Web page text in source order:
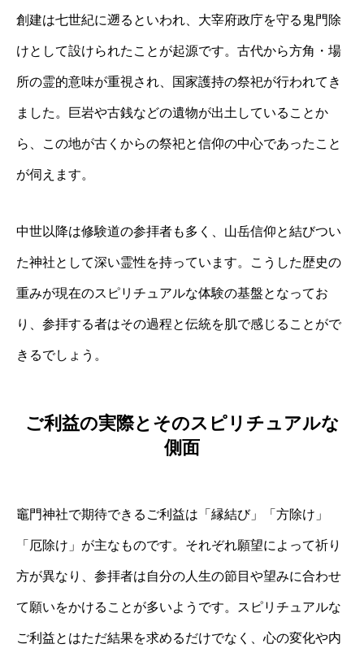
創建は七世紀に遡るといわれ、大宰府政庁を守る鬼門除
けとして設けられたことが起源です。古代から方角・場
所の霊的意味が重視され、国家護持の祭祀が行われてき
ました。巨岩や古銭などの遺物が出土していることか
ら、この地が古くからの祭祀と信仰の中心であったこと
が伺えます。
中世以降は修験道の参拝者も多く、山岳信仰と結びつい
た神社として深い霊性を持っています。こうした歴史の
重みが現在のスピリチュアルな体験の基盤となってお
り、参拝する者はその過程と伝統を肌で感じることがで
きるでしょう。
ご利益の実際とそのスピリチュアルな
側面
竈門神社で期待できるご利益は「縁結び」「方除け」
「厄除け」が主なものです。それぞれ願望によって祈り
方が異なり、参拝者は自分の人生の節目や望みに合わせ
て願いをかけることが多いようです。スピリチュアルな
ご利益とはただ結果を求めるだけでなく、心の変化や内